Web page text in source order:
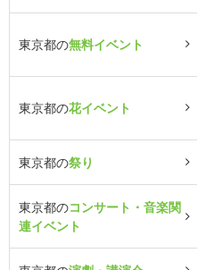
東京都の無料イベント
東京都の花イベント
東京都の祭り
東京都のコンサート・音楽関
連イベント